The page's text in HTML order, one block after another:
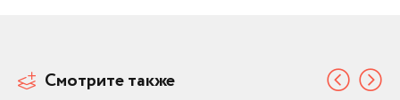
Смотрите также